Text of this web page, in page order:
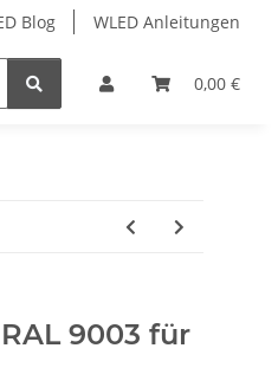
Blog WLED Anleitungen
0,00 €
9003 für